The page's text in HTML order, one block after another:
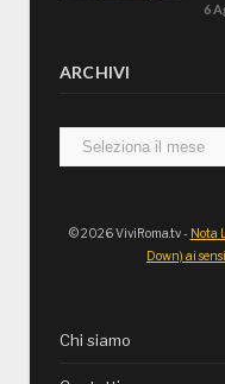
6
ARCHIVI
Archivi
© 2026 ViviRoma.tv - Nota
Down) ai
Chi siamo